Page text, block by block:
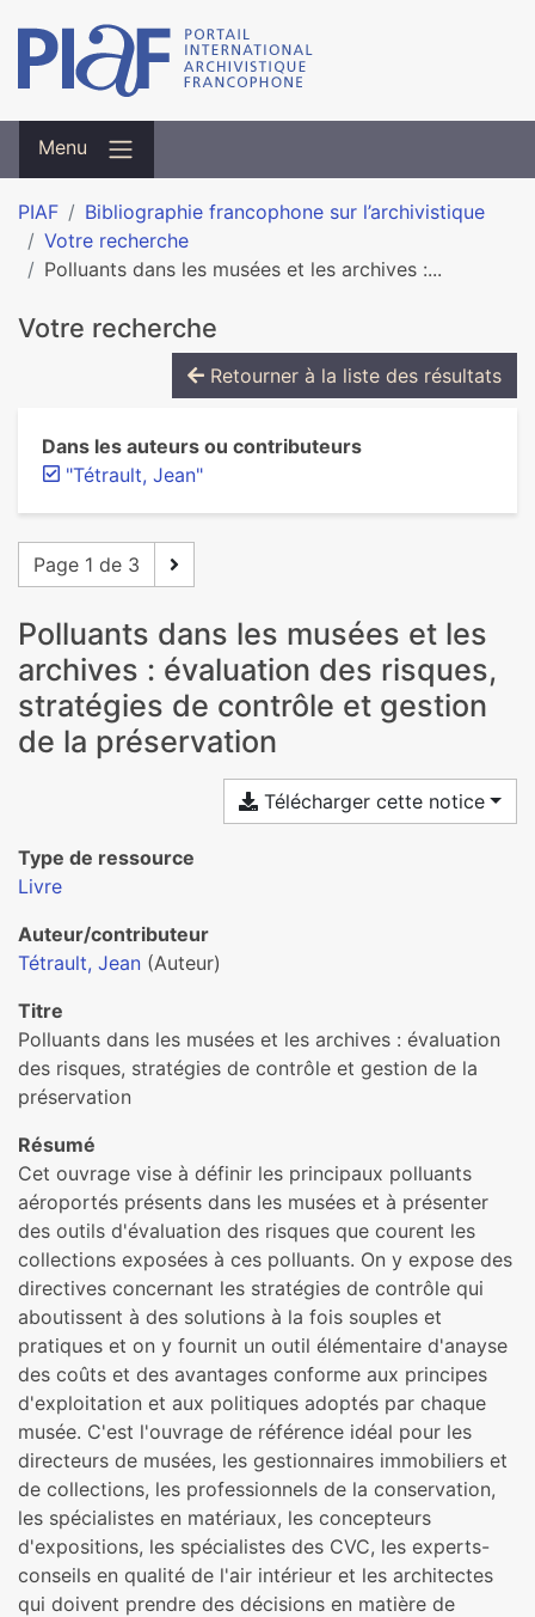
Menu
PIAF
Bibliographie francophone sur l’archivistique
Votre recherche
Polluants dans les musées et les archives :...
Votre recherche
Retourner à la liste des résultats
Dans les auteurs ou contributeurs
"Tétrault, Jean"
Page 1 de 3
Polluants dans les musées et les
archives : évaluation des risques,
stratégies de contrôle et gestion
de la préservation
Télécharger cette notice
Type de ressource
Livre
Auteur/contributeur
Tétrault, Jean (Auteur)
Titre
Polluants dans les musées et les archives : évaluation
des risques, stratégies de contrôle et gestion de la
préservation
Résumé
Cet ouvrage vise à définir les principaux polluants
aéroportés présents dans les musées et à présenter
des outils d'évaluation des risques que courent les
collections exposées à ces polluants. On y expose des
directives concernant les stratégies de contrôle qui
aboutissent à des solutions à la fois souples et
pratiques et on y fournit un outil élémentaire d'anayse
des coûts et des avantages conforme aux principes
d'exploitation et aux politiques adoptés par chaque
musée. C'est l'ouvrage de référence idéal pour les
directeurs de musées, les gestionnaires immobiliers et
de collections, les professionnels de la conservation,
les spécialistes en matériaux, les concepteurs
d'expositions, les spécialistes des CVC, les experts-
conseils en qualité de l'air intérieur et les architectes
qui doivent prendre des décisions en matière de